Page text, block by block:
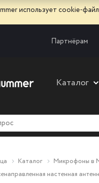
использует сооkie-
Партнёрам
Каталог
Каталог Микрофоны в
настенная